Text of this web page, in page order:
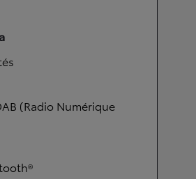
(Radio Numérique